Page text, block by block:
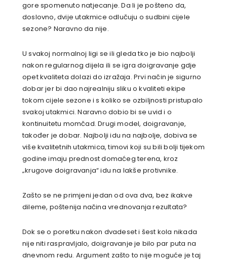
gore spomenuto natjecanje. Da li je pošteno da,
doslovno, dvije utakmice odlučuju o sudbini cijele
sezone? Naravno da nije.
U svakoj normalnoj ligi se ili gleda tko je bio najbolji
nakon regularnog dijela ili se igra doigravanje gdje
opet kvaliteta dolazi do izražaja. Prvi način je sigurno
dobar jer bi dao najrealniju sliku o kvaliteti ekipe
tokom cijele sezone i s koliko se ozbiljnosti pristupalo
svakoj utakmici. Naravno dobio bi se uvid i o
kontinuitetu momčad. Drugi model, doigravanje,
također je dobar. Najbolji idu na najbolje, dobiva se
više kvalitetnih utakmica, timovi koji su bili bolji tijekom
godine imaju prednost domaćeg terena, kroz
„krugove doigravanja“ idu na lakše protivnike.
Zašto se ne primjeni jedan od ova dva, bez ikakve
dileme, poštenija načina vrednovanja rezultata?
Dok se o poretku nakon dvadeset i šest kola nikada
nije niti raspravljalo, doigravanje je bilo par puta na
dnevnom redu. Argument zašto to nije moguće je taj